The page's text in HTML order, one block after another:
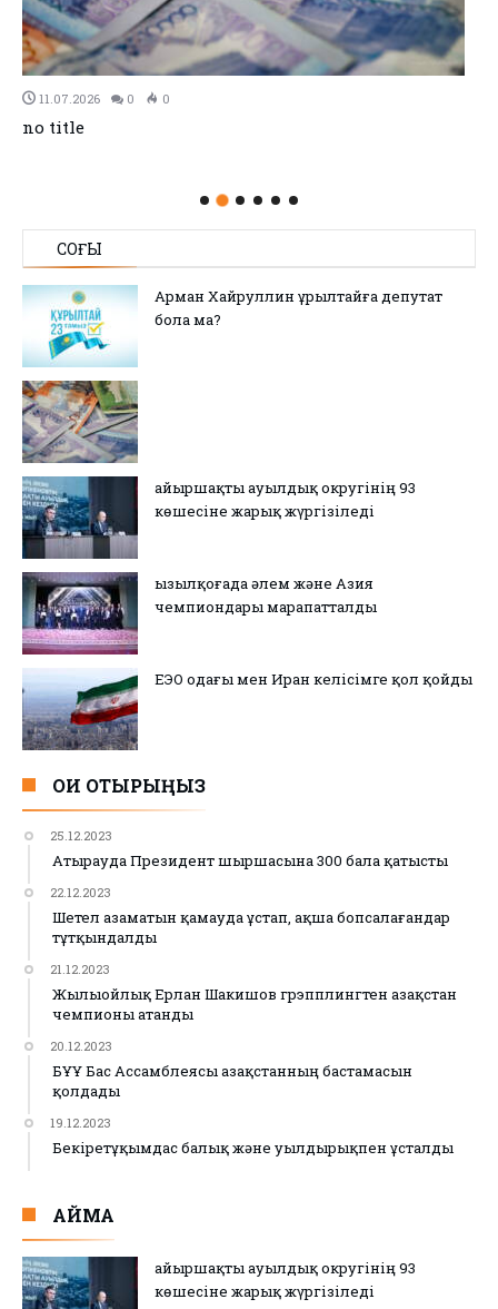
11.07.2026 0 0
no title
СОҢҒЫ
Арман Хайруллин Құрылтайға депутат
бола ма?
Қайыршақты ауылдық округінің 93
көшесіне жарық жүргізіледі
Қызылқоғада әлем және Азия
чемпиондары марапатталды
ЕЭО одағы мен Иран келісімге қол қойды
ОҚИ ОТЫРЫҢЫЗ
25.12.2023
Атырауда Президент шыршасына 300 бала қатысты
22.12.2023
Шетел азаматын қамауда ұстап, ақша бопсалағандар
тұтқындалды
21.12.2023
Жылыойлық Ерлан Шакишов грэпплингтен Қазақстан
чемпионы атанды
20.12.2023
БҰҰ Бас Ассамблеясы Қазақстанның бастамасын
қолдады
19.12.2023
Бекіретұқымдас балық және уылдырықпен ұсталды
АЙМАҚ
Қайыршақты ауылдық округінің 93
көшесіне жарық жүргізіледі